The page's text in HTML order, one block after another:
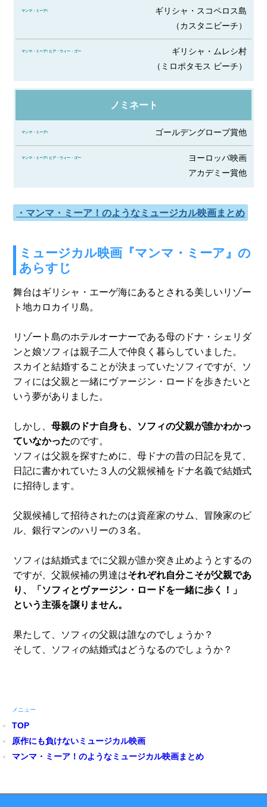
ギリシャ・スコペロス島
（カスタニビーチ）
ギリシャ・ムレシ村
（ミロポタモス ビーチ）
ノミネート
ゴールデングローブ賞他
ヨーロッパ映画
アカデミー賞他
・マンマ・ミーア！のようなミュージカル映画まとめ
ミュージカル映画『マンマ・ミーア』の
あらすじ
舞台はギリシャ・エーゲ海にあるとされる美しいリゾー
ト地カロカイリ島。
リゾート島のホテルオーナーである母のドナ・シェリダ
ンと娘ソフィは親子二人で仲良く暮らしていました。
スカイと結婚することが決まっていたソフィですが、ソ
フィには父親と一緒にヴァージン・ロードを歩きたいと
いう夢がありました。
しかし、母親のドナ自身も、ソフィの父親が誰かわかっ
ていなかったのです。
ソフィは父親を探すために、母ドナの昔の日記を見て、
日記に書かれていた３人の父親候補をドナ名義で結婚式
に招待します。
父親候補して招待されたのは資産家のサム、冒険家のビ
ル、銀行マンのハリーの３名。
ソフィは結婚式までに父親が誰か突き止めようとするの
ですが、父親候補の男達はそれぞれ自分こそが父親であ
り、「ソフィとヴァージン・ロードを一緒に歩く！」
という主張を譲りません。
果たして、ソフィの父親は誰なのでしょうか？
そして、ソフィの結婚式はどうなるのでしょうか？
メニュー
TOP
原作にも負けないミュージカル映画
マンマ・ミーア！のようなミュージカル映画まとめ